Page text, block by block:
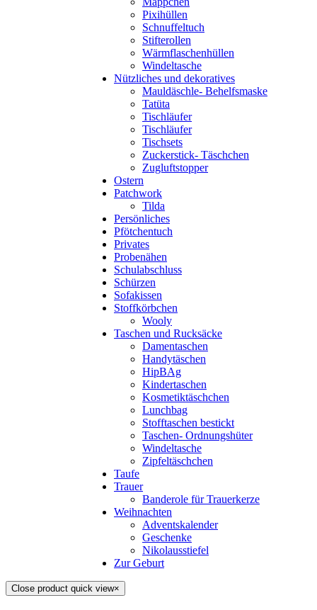
Pixihüllen
Schnuffeltuch
Stifterollen
Wärmflaschenhüllen
Windeltasche
Nützliches und dekoratives
Mauldäschle- Behelfsmaske
Tatüta
Tischläufer
Tischläufer
Tischsets
Zuckerstick- Täschchen
Zugluftstopper
Ostern
Patchwork
Tilda
Persönliches
Pfötchentuch
Privates
Probenähen
Schulabschluss
Schürzen
Sofakissen
Stoffkörbchen
Wooly
Taschen und Rucksäcke
Damentaschen
Handytäschen
HipBAg
Kindertaschen
Kosmetiktäschchen
Lunchbag
Stofftaschen bestickt
Taschen- Ordnungshüter
Windeltasche
Zipfeltäschchen
Taufe
Trauer
Banderole für Trauerkerze
Weihnachten
Adventskalender
Geschenke
Nikolausstiefel
Zur Geburt
Close product quick view×